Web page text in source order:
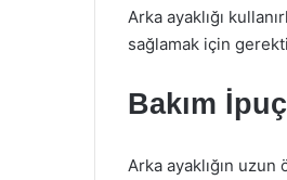
Arka ayaklığı
sağlamak için
Bakım
Arka ayaklığın uzun